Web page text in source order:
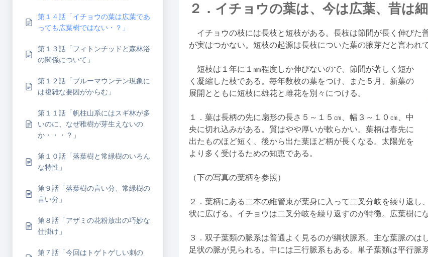
第１４話「イチョウの葉は広葉であ
っても広葉樹ではない・？」
第１３話「フィトンチッドと森林浴
の関係について」
第１２話「ブルーマウンテン現象に
は複雑な要因がからむ」
第１１話「帆柱山系にはスギ林が多
いのに、なぜ稚樹が芽生えないの
か・・・？」
第１０話「落葉樹と常緑樹のいろん
な特性」
第９話「落葉樹の言い分、常緑樹の
言い分」
第８話「アザミの花粉放出の巧妙な
仕掛け」
第７話「今回はトゲトゲしい刺の
２．イチョウの葉は、今は広葉、昔は
イチョウの枝には長枝と短枝がある。長枝は節間が長く伸びた
が実はつかない。短枝の起源は長枝についた葉の腋芽だと言われて
短枝は１年に１㎜程度しか伸びないので、節間が著しく短か
く凝縮した枝である。毎年数枚の葉をつけ、また５月、新葉の
展開とともに短枝に雄花と雌花を別々につける。
１．葉は長柄の先に扇形の長さ５～１５㎝、幅３～１０㎝、中
央に切れ込みがある。質はやや厚いが軟らかい。葉柄は春先に
出たものほど短く、後から出た葉ほど柄が長くなる。太陽光を
より多く受けるための知恵である。
（下の写真の葉柄を参照）
２．葉柄にある二本の維管束が葉身に入って二叉分岐を繰り返し
状に広げる。イチョウは二叉分岐を繰り返すのが特徴。広葉樹に
３．双子葉類の脈系は普通よく見るのが綱状脈系。主な葉脈のは
足状の脈が見られる。中には三行脈系もある。単子葉類は平行脈